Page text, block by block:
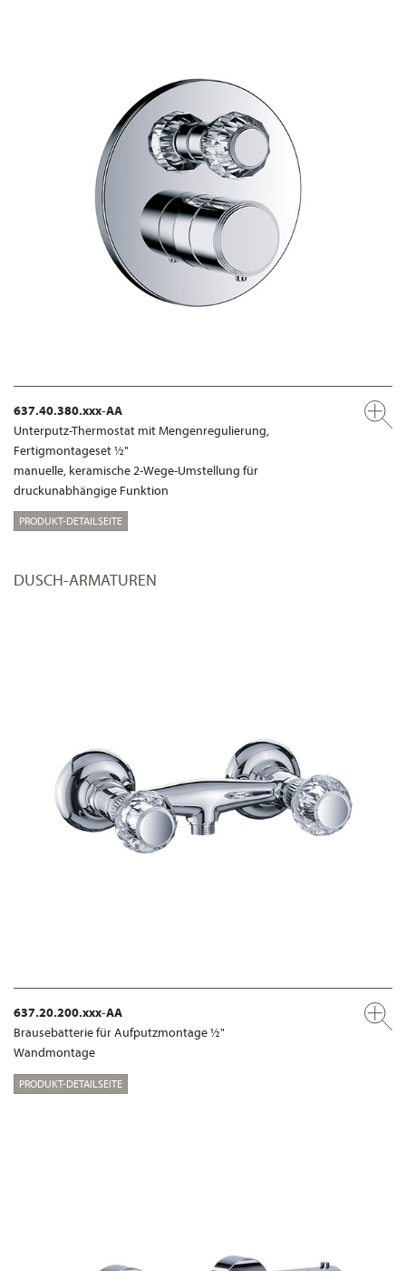
637.40.380.xxx-AA
Unterputz-Thermostat mit Mengenregulierung,
Fertigmontageset ½"
manuelle, keramische 2-Wege-Umstellung für
druckunabhängige Funktion
PRODUKT-DETAILSEITE
DUSCH-ARMATUREN
637.20.200.xxx-AA
Brausebatterie für Aufputzmontage ½"
Wandmontage
PRODUKT-DETAILSEITE